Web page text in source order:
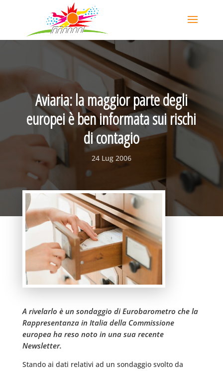
Aviaria: la maggior parte degli
europei è ben informata sui rischi
di contagio
24 Lug 2006
A rivelarlo è un sondaggio di Eurobarometro che la
Rappresentanza in Italia della Commissione
europea ha reso noto in una sua recente
Newsletter.
Stando ai dati relativi ad un sondaggio svolto da